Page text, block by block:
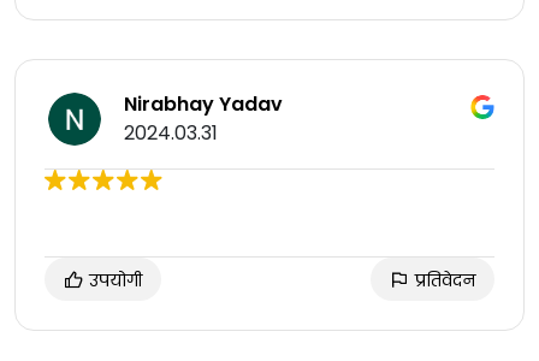
Nirabhay Yadav
2024.03.31
उपयोगी प्रतिवेदन